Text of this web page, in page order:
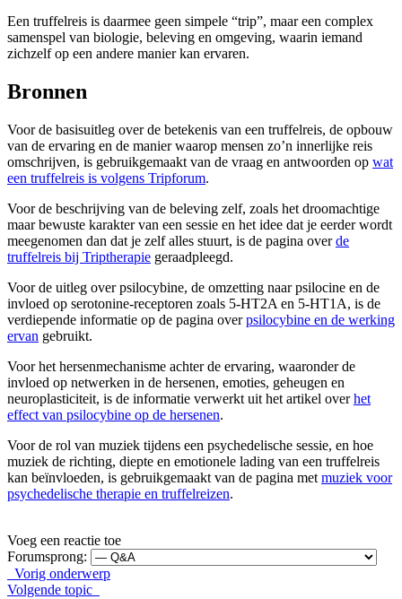
Een truffelreis is daarmee geen simpele “trip”, maar een complex
samenspel van biologie, beleving en omgeving, waarin iemand
zichzelf op een andere manier kan ervaren.
Bronnen
Voor de basisuitleg over de betekenis van een truffelreis, de opbouw
van de ervaring en de manier waarop mensen zo’n innerlijke reis
omschrijven, is gebruikgemaakt van de vraag en antwoorden op wat
een truffelreis is volgens Tripforum.
Voor de beschrijving van de beleving zelf, zoals het droomachtige
maar bewuste karakter van een sessie en het idee dat je eerder wordt
meegenomen dan dat je zelf alles stuurt, is de pagina overde
truffelreis bij Triptherapie geraadpleegd.
Voor de uitleg over psilocybine, de omzetting naar psilocine en de
invloed op serotonine-receptoren zoals 5-HT2A en 5-HT1A, is de
verdiepende informatie op de pagina overpsilocybine en de werking
ervan gebruikt.
Voor het hersenmechanisme achter de ervaring, waaronder de
invloed op netwerken in de hersenen, emoties, geheugen en
neuroplasticiteit, is de informatie verwerkt uit het artikel overhet
effect van psilocybine op de hersenen.
Voor de rol van muziek tijdens een psychedelische sessie, en hoe
muziek de richting, diepte en emotionele lading van een truffelreis
kan beïnvloeden, is gebruikgemaakt van de pagina met muziek voor
psychedelische therapie en truffelreizen.
Voeg een reactie toe
Forumsprong:
Vorig onderwerp
Volgende topic